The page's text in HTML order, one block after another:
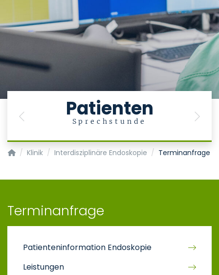
Patienten
Sprechstunde
Previous Next
Klinik für Gastroenterologie, Stoffwechselerkrankungen
Klinik Interdisziplinäre Endoskopie Terminanfrage
Terminanfrage
Patienteninformation Endoskopie
Leistungen